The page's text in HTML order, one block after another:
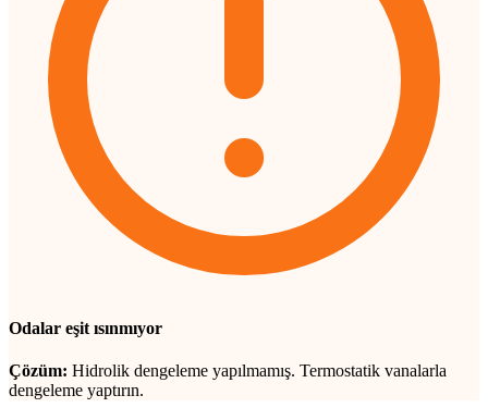
Odalar eşit ısınmıyor
Çözüm: Hidrolik dengeleme yapılmamış. Termostatik vanalarla
dengeleme yaptırın.